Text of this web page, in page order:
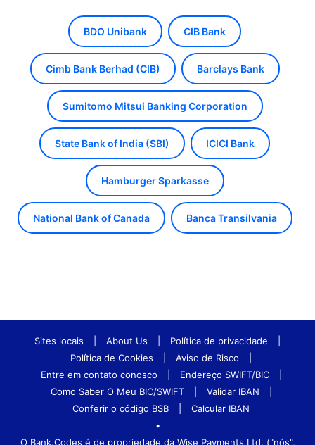
BDO Unibank CIB Bank
Cimb Bank Berhad (CIB) Barclays Bank
Sumitomo Mitsui Banking Corporation
State Bank of India (SBI) ICICI Bank
Hamburger Sparkasse
National Bank of Canada Banca Transilvania
Sites locais About Us Política de privacidade
Política de Cookies
Aviso de Risco
Entre em contato conosco
Endereço SWIFT/BIC
Como Saber O Meu BIC/SWIFT
Validar IBAN
Conferir o código BSB
Calcular IBAN
•
O Bank.Codes é de propriedade da Wise Payments Ltd. ("nós",